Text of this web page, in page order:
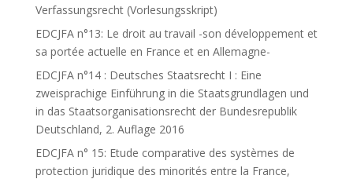
Verfassungsrecht (Vorlesungsskript)
EDCJFA n°13: Le droit au travail -son développement et
sa portée actuelle en France et en Allemagne-
EDCJFA n°14 : Deutsches Staatsrecht I : Eine
zweisprachige Einführung in die Staatsgrundlagen und
in das Staatsorganisationsrecht der Bundesrepublik
Deutschland, 2. Auflage 2016
EDCJFA n° 15: Etude comparative des systèmes de
protection juridique des minorités entre la France,